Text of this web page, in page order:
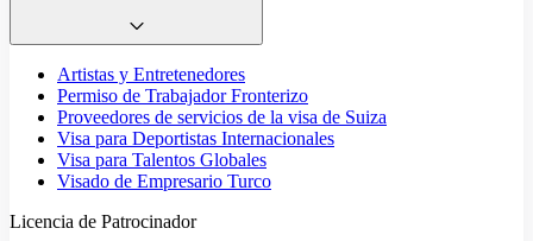
Artistas y Entretenedores
Permiso de Trabajador Fronterizo
Proveedores de servicios de la visa de Suiza
Visa para Deportistas Internacionales
Visa para Talentos Globales
Visado de Empresario Turco
Licencia de Patrocinador